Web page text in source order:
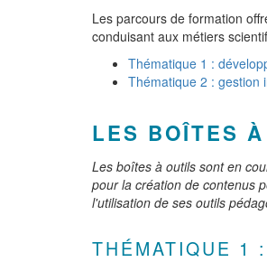
Les parcours de formation
conduisant aux métiers
Thématique 1 :
Thématique 2 : gestion
LES BOÎTES
Les boîtes à outils sont en
pour la création de contenus
l'utilisation de ses outils
THÉMATIQUE 1